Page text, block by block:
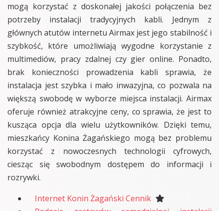
mogą korzystać z doskonałej jakości połączenia bez
potrzeby instalacji tradycyjnych kabli. Jednym z
głównych atutów internetu Airmax jest jego stabilność i
szybkość, które umożliwiają wygodne korzystanie z
multimediów, pracy zdalnej czy gier online. Ponadto,
brak konieczności prowadzenia kabli sprawia, że
instalacja jest szybka i mało inwazyjna, co pozwala na
większą swobodę w wyborze miejsca instalacji. Airmax
oferuje również atrakcyjne ceny, co sprawia, że jest to
kusząca opcja dla wielu użytkowników. Dzięki temu,
mieszkańcy Konina Żagańskiego mogą bez problemu
korzystać z nowoczesnych technologii cyfrowych,
ciesząc się swobodnym dostępem do informacji i
rozrywki.
Internet Konin Żagański Cennik